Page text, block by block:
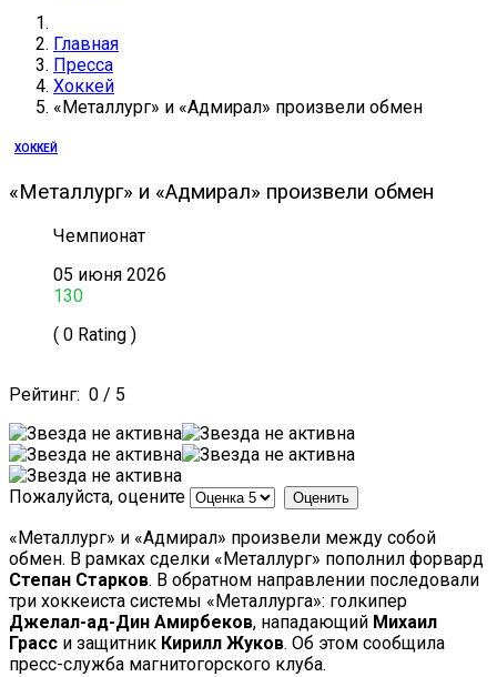
Главная
Пресса
Хоккей
«Металлург» и «Адмирал» произвели обмен
ХОККЕЙ
«Металлург» и «Адмирал» произвели обмен
Чемпионат
05 июня 2026
130
( 0 Rating )
Рейтинг: 0 / 5
Пожалуйста, оцените
«Металлург» и «Адмирал» произвели между собой
обмен. В рамках сделки «Металлург» пополнил форвард
Степан Старков. В обратном направлении последовали
три хоккеиста системы «Металлурга»: голкипер
Джелал-ад-Дин Амирбеков, нападающий Михаил
Грасс и защитник Кирилл Жуков. Об этом сообщила
пресс-служба магнитогорского клуба.